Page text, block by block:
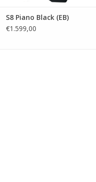
S8 Piano Black (EB)
€1.599,00